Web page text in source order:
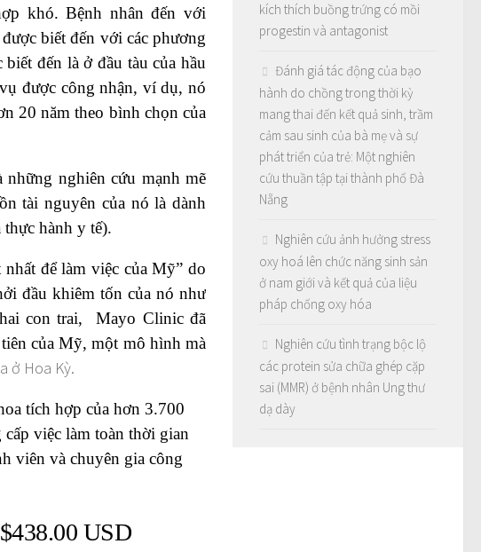
khó. Bệnh nhân đến với
biết đến với các phương
đến là ở đầu tàu của hầu
được công nhận, ví dụ, nó
20 năm theo bình chọn của
những nghiên cứu mạnh mẽ
tài nguyên của nó là dành
hành y tế).
để làm việc của Mỹ” do
đầu khiêm tốn của nó như
con trai, Mayo Clinic đã
của Mỹ, một mô hình mà
ở Hoa Kỳ.
tích hợp của hơn 3.700
việc làm toàn thời gian
viên và chuyên gia công
$438.00 USD
kích thích buồng trứng có mồi
progestin và antagonist
Đánh giá tác động của bạo
hành do chồng trong thời kỳ
mang thai đến kết quả sinh, trầm
cảm sau sinh của bà mẹ và sự
phát triển của trẻ: Một nghiên
cứu thuần tập tại thành phố Đà
Nẵng
Nghiên cứu ảnh hưởng stress
oxy hoá lên chức năng sinh sản
ở nam giới và kết quả của liệu
pháp chống oxy hóa
Nghiên cứu tình trạng bộc lộ
các protein sửa chữa ghép cặp
sai (MMR) ở bệnh nhân Ung thư
dạ dày